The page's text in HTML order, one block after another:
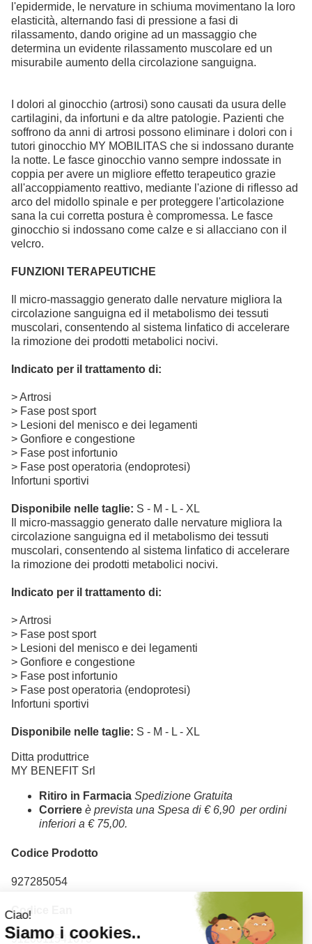
l'epidermide, le nervature in schiuma movimentano la loro
elasticità, alternando fasi di pressione a fasi di
rilassamento, dando origine ad un massaggio che
determina un evidente rilassamento muscolare ed un
misurabile aumento della circolazione sanguigna.
I dolori al ginocchio (artrosi) sono causati da usura delle
cartilagini, da infortuni e da altre patologie. Pazienti che
soffrono da anni di artrosi possono eliminare i dolori con i
tutori ginocchio MY MOBILITAS che si indossano durante
la notte. Le fasce ginocchio vanno sempre indossate in
coppia per avere un migliore effetto terapeutico grazie
all'accoppiamento reattivo, mediante l'azione di riflesso ad
arco del midollo spinale e per proteggere l'articolazione
sana la cui corretta postura è compromessa. Le fasce
ginocchio si indossano come calze e si allacciano con il
velcro.
FUNZIONI TERAPEUTICHE
Il micro-massaggio generato dalle nervature migliora la
circolazione sanguigna ed il metabolismo dei tessuti
muscolari, consentendo al sistema linfatico di accelerare
la rimozione dei prodotti metabolici nocivi.
Indicato per il trattamento di:
> Artrosi
> Fase post sport
> Lesioni del menisco e dei legamenti
> Gonfiore e congestione
> Fase post infortunio
> Fase post operatoria (endoprotesi)
Infortuni sportivi
Disponibile nelle taglie: S - M - L - XL
Il micro-massaggio generato dalle nervature migliora la
circolazione sanguigna ed il metabolismo dei tessuti
muscolari, consentendo al sistema linfatico di accelerare
la rimozione dei prodotti metabolici nocivi.
Indicato per il trattamento di:
> Artrosi
> Fase post sport
> Lesioni del menisco e dei legamenti
> Gonfiore e congestione
> Fase post infortunio
> Fase post operatoria (endoprotesi)
Infortuni sportivi
Disponibile nelle taglie: S - M - L - XL
Ditta produttrice
MY BENEFIT Srl
Ritiro in Farmacia Spedizione Gratuita
Corriere è prevista una Spesa di € 6,90 per ordini
inferiori a € 75,00.
Codice Prodotto
927285054
Codice Ean
9120011541673